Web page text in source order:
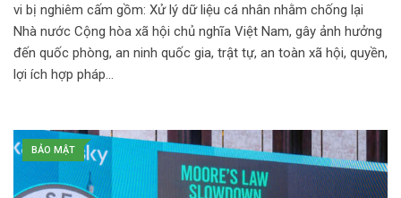
vi bị nghiêm cấm gồm: Xử lý dữ liệu cá nhân nhằm chống lại
Nhà nước Cộng hòa xã hội chủ nghĩa Việt Nam, gây ảnh hưởng
đến quốc phòng, an ninh quốc gia, trật tự, an toàn xã hội, quyền,
lợi ích hợp pháp…
BẢO MẬT